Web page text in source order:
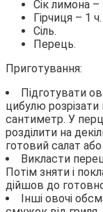
Сік лимона –
Гірчиця – 1 ч.
Сіль.
Перець.
Приготування:
Підготувати
цибулю
сантиметр. У
розділити на
готовий салат
Викласти
Потім зняти і
дійшов до
Інші овочі